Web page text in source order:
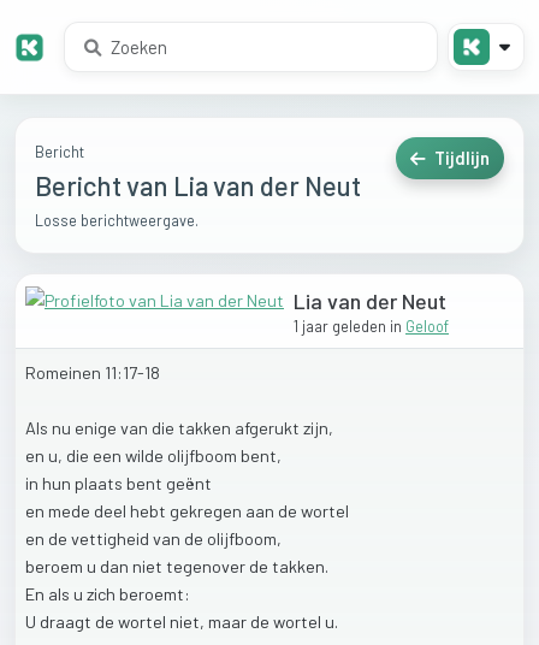
Bericht
Bericht van Lia van der Neut
Losse berichtweergave.
Tijdlijn
Lia van der Neut
1 jaar geleden in Geloof
Romeinen 11:17-18
Als nu enige van die takken afgerukt zijn,
en u, die een wilde olijfboom bent,
in hun plaats bent geënt
en mede deel hebt gekregen aan de wortel
en de vettigheid van de olijfboom,
beroem u dan niet tegenover de takken.
En als u zich beroemt:
U draagt de wortel niet, maar de wortel u.